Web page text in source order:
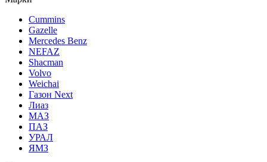
Cummins
Gazelle
Mercedes Benz
NEFAZ
Shacman
Volvo
Weichai
Газон Next
Лиаз
МАЗ
ПАЗ
УРАЛ
ЯМЗ